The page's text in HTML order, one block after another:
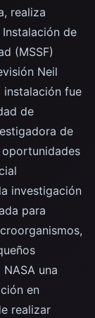
realiza
de
(MSSF)
Neil
instalación fue
de
de
oportunidades
investigación
para
una
en
realizar